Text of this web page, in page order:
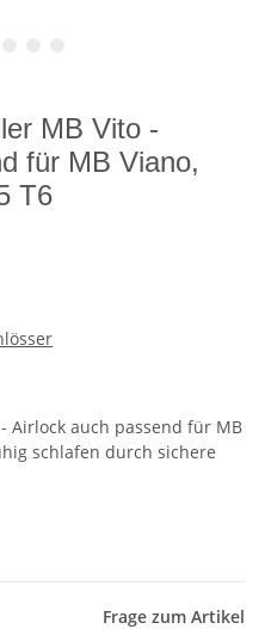
MB Vito -
für MB Viano,
T6
Airlock auch passend für MB
schlafen durch sichere
Frage zum Artikel